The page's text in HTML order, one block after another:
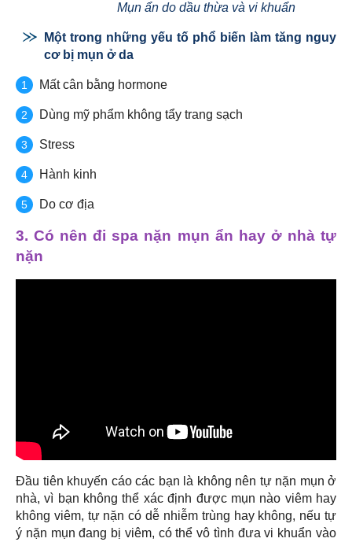
Mụn ẩn do dầu thừa và vi khuẩn
Một trong những yếu tố phổ biến làm tăng nguy
cơ bị mụn ở da
Mất cân bằng hormone
Dùng mỹ phẩm không tẩy trang sạch
Stress
Hành kinh
Do cơ địa
3. Có nên đi spa nặn mụn ẩn hay ở nhà tự
nặn
Đầu tiên khuyến cáo các bạn là không nên tự nặn mụn ở
nhà, vì bạn không thể xác định được mụn nào viêm hay
không viêm, tự nặn có dễ nhiễm trùng hay không, nếu tự
ý nặn mụn đang bị viêm, có thể vô tình đưa vi khuẩn vào